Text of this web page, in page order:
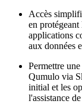
Accès
en protégeant
applications
aux données
Permettre
Qumulo via
initial et les
l'assistance